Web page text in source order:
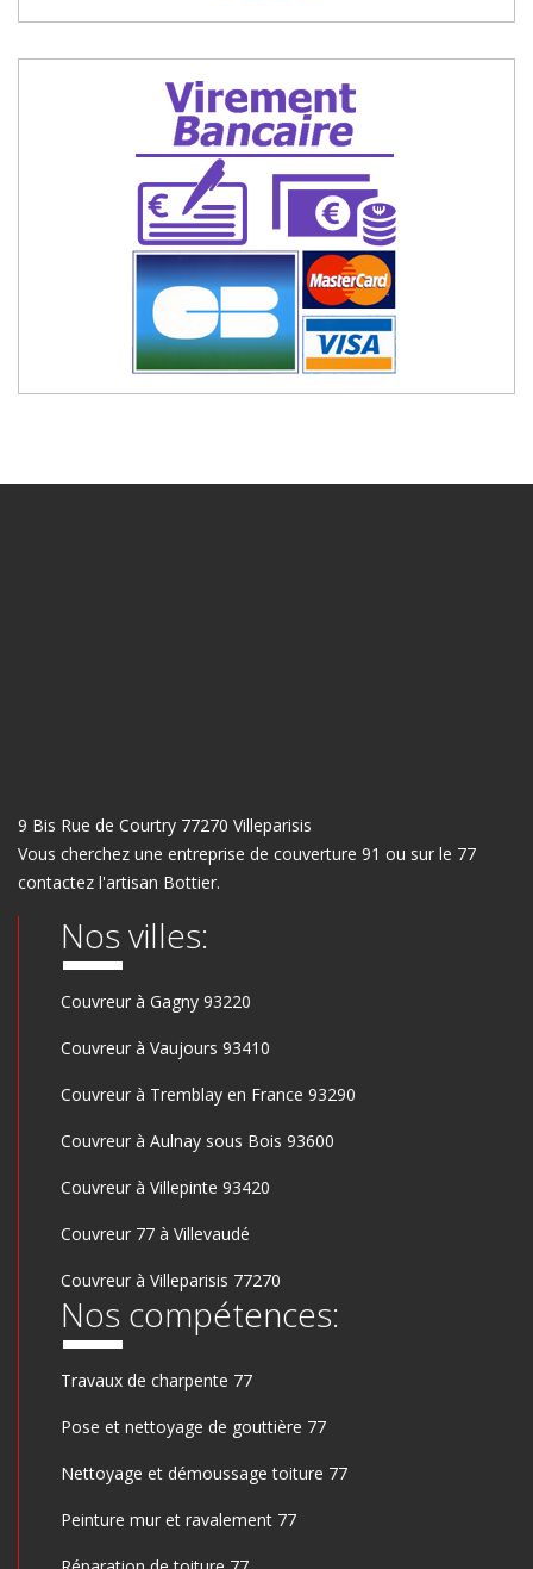
9 Bis Rue de Courtry 77270 Villeparisis
Vous cherchez une entreprise de couverture 91 ou sur le 77
contactez l'artisan Bottier.
Nos villes:
Couvreur à Gagny 93220
Couvreur à Vaujours 93410
Couvreur à Tremblay en France 93290
Couvreur à Aulnay sous Bois 93600
Couvreur à Villepinte 93420
Couvreur 77 à Villevaudé
Couvreur à Villeparisis 77270
Nos compétences:
Travaux de charpente 77
Pose et nettoyage de gouttière 77
Nettoyage et démoussage toiture 77
Peinture mur et ravalement 77